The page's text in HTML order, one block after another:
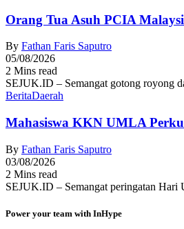
Orang Tua Asuh PCIA
By Fathan Faris Saputro
05/08/2026
2 Mins read
SEJUK.ID – Semangat gotong royong
BeritaDaerah
Mahasiswa KKN UMLA
By Fathan Faris Saputro
03/08/2026
2 Mins read
SEJUK.ID – Semangat peringatan
Power your team with InHype